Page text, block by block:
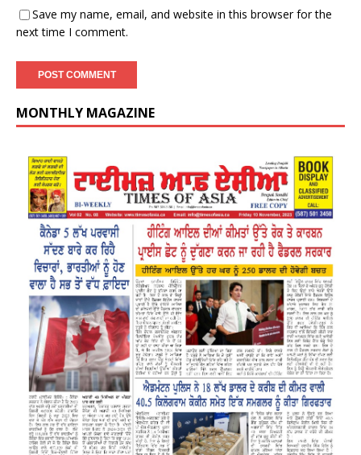
Save my name, email, and website in this browser for the
next time I comment.
MONTHLY MAGAZINE